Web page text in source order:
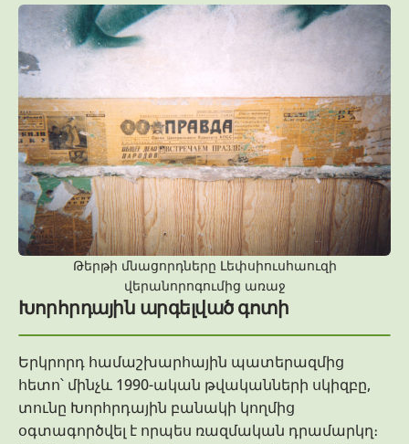
Թերթի մնացորդները Լեփսիուսհաուզի
վերանորոգումից առաջ
Խորհրդային արգելված գոտի
Երկրորդ համաշխարհային պատերազմից
հետո՝ մինչև 1990-ական թվականների սկիզբը,
տունը Խորհրդային բանակի կողմից
օգտագործվել է որպես ռազմական դրամարկղ։